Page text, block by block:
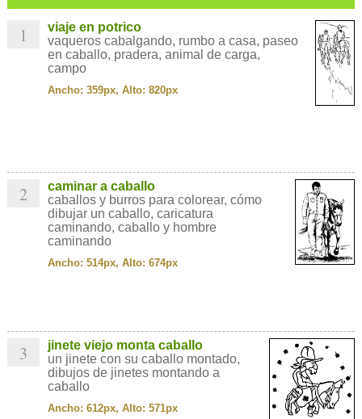
1
viaje en potrico
vaqueros cabalgando, rumbo a casa, paseo
en caballo, pradera, animal de carga,
campo
Ancho: 359px, Alto: 820px
2
caminar a caballo
caballos y burros para colorear, cómo
dibujar un caballo, caricatura
caminando, caballo y hombre
caminando
Ancho: 514px, Alto: 674px
3
jinete viejo monta caballo
un jinete con su caballo montado,
dibujos de jinetes montando a
caballo
Ancho: 612px, Alto: 571px